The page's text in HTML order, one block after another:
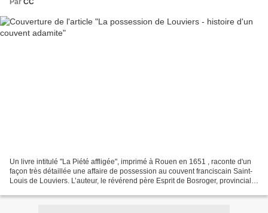
Par CC
Un livre intitulé "La Piété affligée", imprimé à Rouen en 1651 , raconte d'un
façon très détaillée une affaire de possession au couvent franciscain Saint-
Louis de Louviers. L’auteur, le révérend père Esprit de Bosroger, provincial